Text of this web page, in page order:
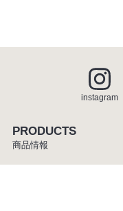
instagram
PRODUCTS
商品情報